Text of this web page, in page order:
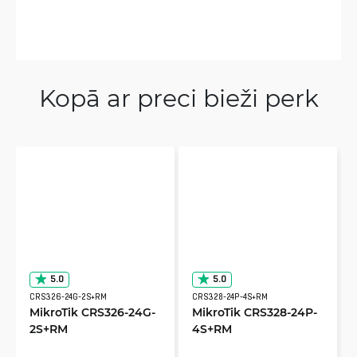
Kopā ar preci bieži perk
5.0
CRS326-24G-2S+RM
MikroTik CRS326-24G-
2S+RM
5.0
CRS328-24P-4S+RM
MikroTik CRS328-24P-
4S+RM